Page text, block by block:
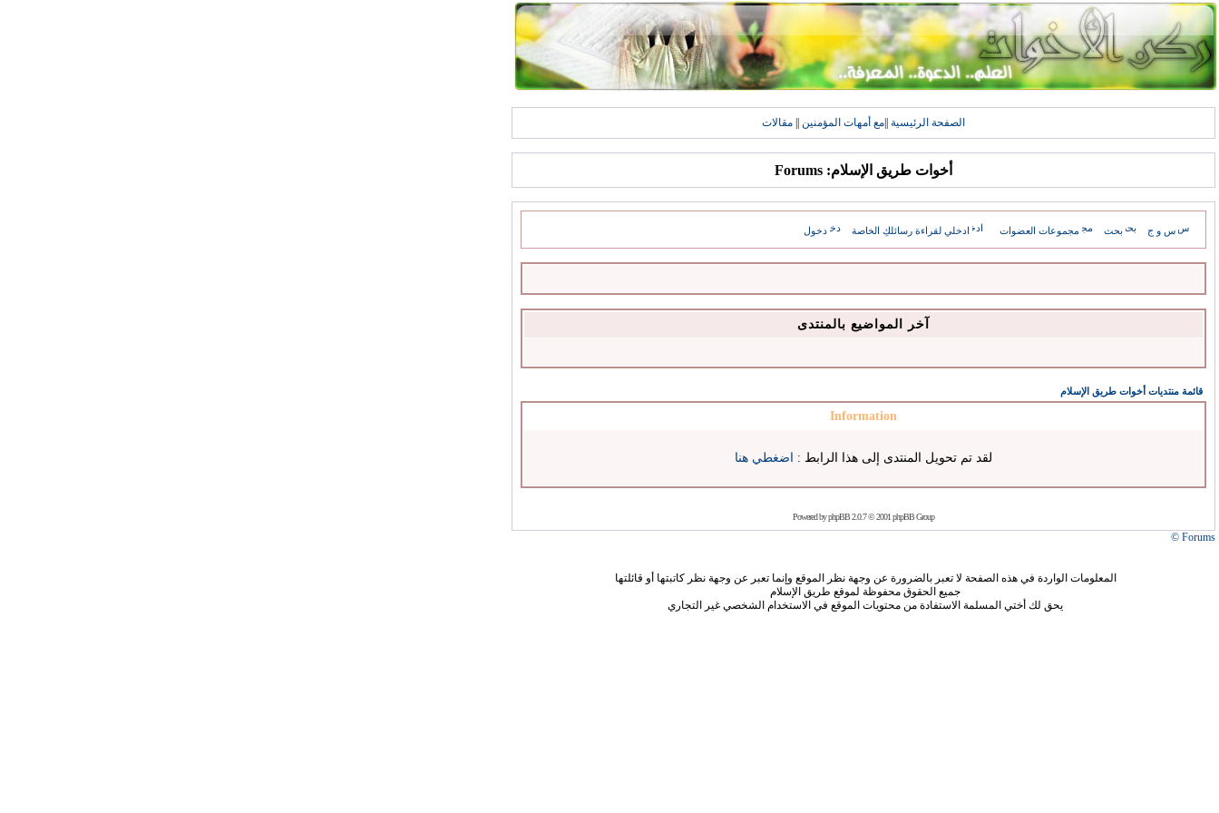
الصفحة الرئيسية مع أمهات المؤمنين مقالات
أخوات طريق الإسلام: Forums
س و ج بحث مجموعات العضوات ادخلي لقراءة رسائلكِ الخاصة دخول
آخر المواضيع بالمنتدى
قائمة منتديات أخوات طريق الإسلام
Information
لقد تم تحويل المنتدى إلى هذا الرابط : اضغطي هنا
Powered byphpBB2.0.7 © 2001 phpBB Group
Forums ©
المعلومات الواردة في هذه الصفحة لا تعبر بالضرورة عن وجهة نظر الموقع وإنما تعبر عن وجهة نظر كاتبتها أو قائلتها
جميع الحقوق محفوظة لموقع طريق الإسلام
يحق لك أختي المسلمة الاستفادة من محتويات الموقع في الاستخدام الشخصي غير التجاري